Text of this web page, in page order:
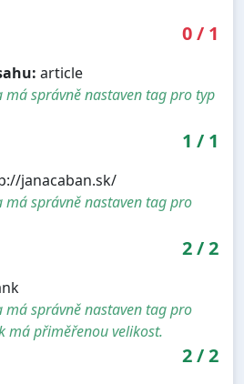
0/ 1
article
má správně nastaven tag pro typ
1 / 1
janacaban.sk/
má správně nastaven tag pro
2/2
má správně nastaven tag pro
má přiměřenou velikost.
2/2